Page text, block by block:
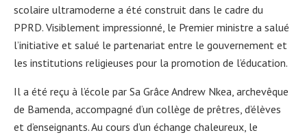
scolaire ultramoderne a été construit dans le cadre du
PPRD. Visiblement impressionné, le Premier ministre a salué
l’initiative et salué le partenariat entre le gouvernement et
les institutions religieuses pour la promotion de l’éducation.
Il a été reçu à l’école par Sa Grâce Andrew Nkea, archevêque
de Bamenda, accompagné d’un collège de prêtres, d’élèves
et d’enseignants. Au cours d’un échange chaleureux, le